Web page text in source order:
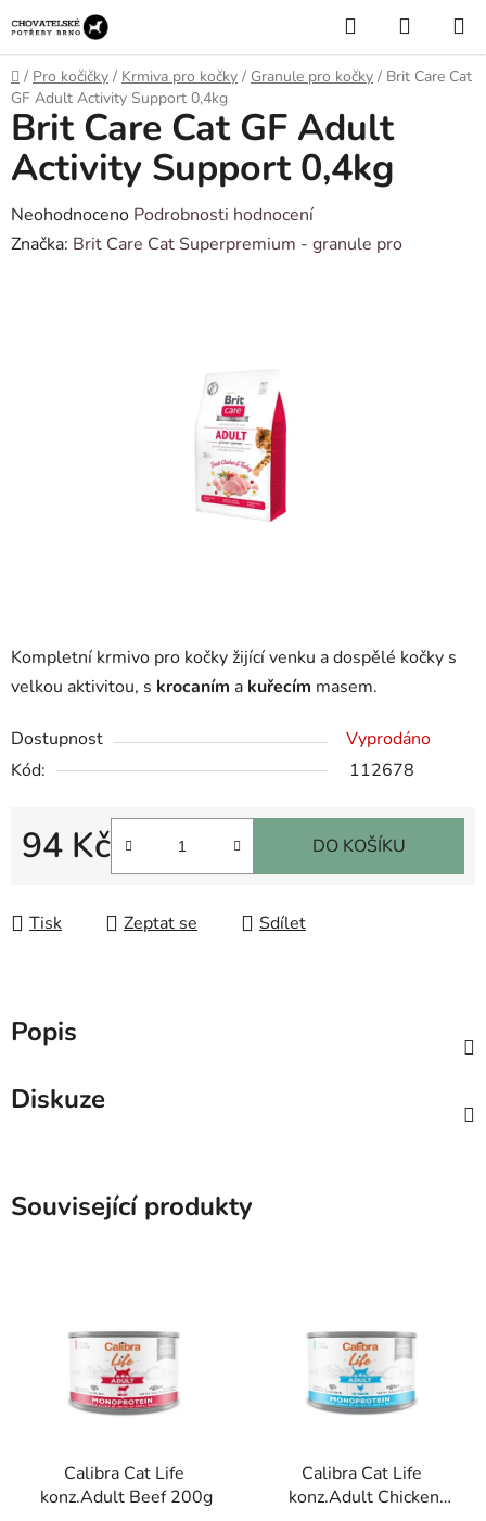
na
obsah
Hledat
KOŠÍK
Domů
/ Pro kočičky / Krmiva pro kočky / Granule pro kočky / Brit Care Cat
GF Adult Activity Support 0,4kg
Kompletní krmivo pro kočky žijící venku a dospělé kočky s
velkou aktivitou, s krocaním a kuřecím masem.
Dostupnost
Vyprodáno
Kód:
112678
94 Kč
Měrná cena:
DO KOŠÍKU
Tisk Zeptat se Sdílet
Brit Care Cat GF Adult
Activity Support 0,4kg
Průměrné
hodnocení
Neohodnoceno Podrobnosti hodnocení
Značka: Brit Care Cat Superpremium - granule pro
Popis
Diskuze
Související produkty
Calibra Cat Life
konz.Adult Beef 200g
Calibra Cat Life
konz.Adult Chicken